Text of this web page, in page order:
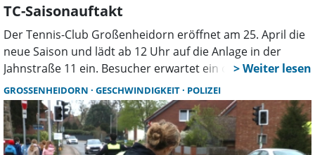
TC-Saisonauftakt
Der Tennis-Club Großenheidorn eröffnet am 25. April die
neue Saison und lädt ab 12 Uhr auf die Anlage in der
Jahnstraße 11 ein. Besucher erwartet ein offener Clubtag
mit kostenlosem Schnuppertraining, Einblicken ins
Vereinsleben und sportlicher Atmosphäre.
GROSSENHEIDORN GESCHWINDIGKEIT POLIZEI